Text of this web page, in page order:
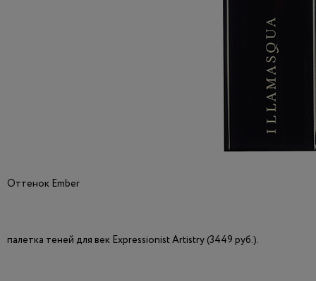
Оттенок Ember
палетка теней для век Expressionist Artistry (3449 руб.).